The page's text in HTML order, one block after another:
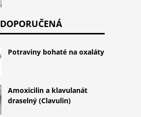
DOPORUČENÁ
Potraviny bohaté na oxaláty
Amoxicilin a klavulanát
draselný (Clavulin)